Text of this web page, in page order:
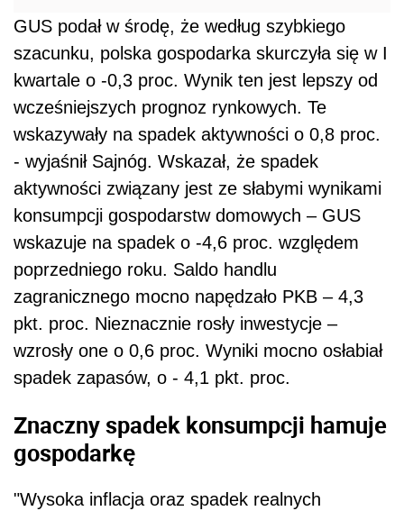
GUS podał w środę, że według szybkiego
szacunku, polska gospodarka skurczyła się w I
kwartale o -0,3 proc. Wynik ten jest lepszy od
wcześniejszych prognoz rynkowych. Te
wskazywały na spadek aktywności o 0,8 proc.
- wyjaśnił Sajnóg. Wskazał, że spadek
aktywności związany jest ze słabymi wynikami
konsumpcji gospodarstw domowych – GUS
wskazuje na spadek o -4,6 proc. względem
poprzedniego roku. Saldo handlu
zagranicznego mocno napędzało PKB – 4,3
pkt. proc. Nieznacznie rosły inwestycje –
wzrosły one o 0,6 proc. Wyniki mocno osłabiał
spadek zapasów, o - 4,1 pkt. proc.
Znaczny spadek konsumpcji hamuje
gospodarkę
"Wysoka inflacja oraz spadek realnych